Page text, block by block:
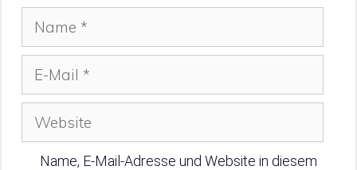
Name, E-Mail-Adresse und Website in diesem